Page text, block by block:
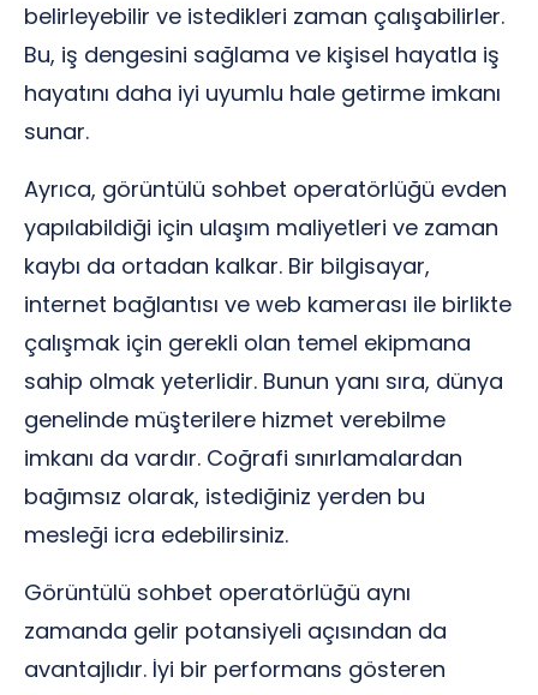
belirleyebilir ve istedikleri zaman çalışabilirler.
Bu, iş dengesini sağlama ve kişisel hayatla iş
hayatını daha iyi uyumlu hale getirme imkanı
sunar.
Ayrıca, görüntülü sohbet operatörlüğü evden
yapılabildiği için ulaşım maliyetleri ve zaman
kaybı da ortadan kalkar. Bir bilgisayar,
internet bağlantısı ve web kamerası ile birlikte
çalışmak için gerekli olan temel ekipmana
sahip olmak yeterlidir. Bunun yanı sıra, dünya
genelinde müşterilere hizmet verebilme
imkanı da vardır. Coğrafi sınırlamalardan
bağımsız olarak, istediğiniz yerden bu
mesleği icra edebilirsiniz.
Görüntülü sohbet operatörlüğü aynı
zamanda gelir potansiyeli açısından da
avantajlıdır. İyi bir performans gösteren